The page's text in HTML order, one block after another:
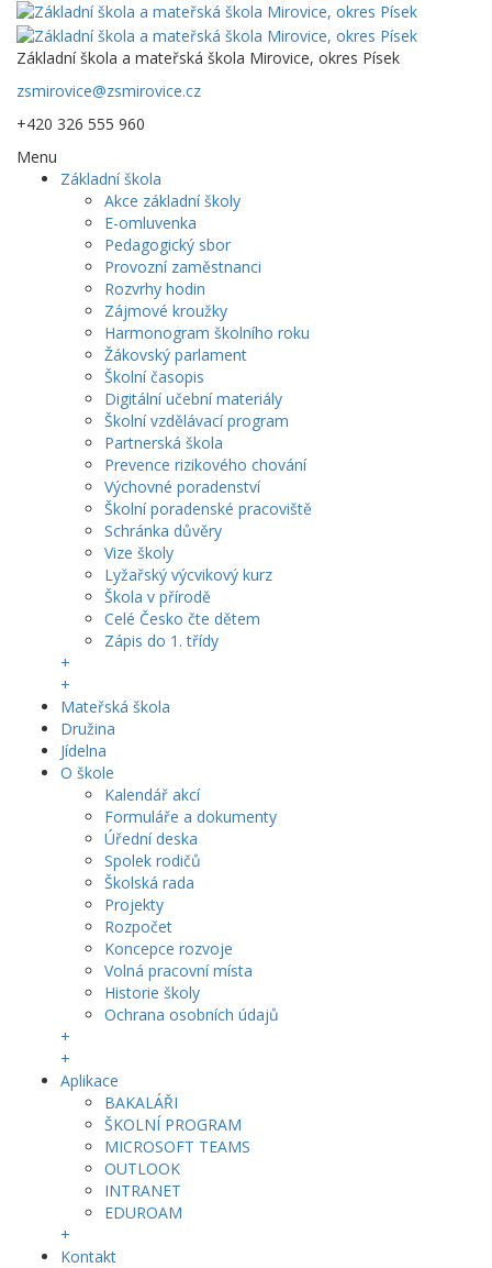
Základní škola a mateřská škola Mirovice, okres Písek
zsmirovice@zsmirovice.cz
+420 326 555 960
Menu
Základní škola
Akce základní školy
E-omluvenka
Pedagogický sbor
Provozní zaměstnanci
Rozvrhy hodin
Zájmové kroužky
Harmonogram školního roku
Žákovský parlament
Školní časopis
Digitální učební materiály
Školní vzdělávací program
Partnerská škola
Prevence rizikového chování
Výchovné poradenství
Školní poradenské pracoviště
Schránka důvěry
Vize školy
Lyžařský výcvikový kurz
Škola v přírodě
Celé Česko čte dětem
Zápis do 1. třídy
+
+
Mateřská škola
Družina
Jídelna
O škole
Kalendář akcí
Formuláře a dokumenty
Úřední deska
Spolek rodičů
Školská rada
Projekty
Rozpočet
Koncepce rozvoje
Volná pracovní místa
Historie školy
Ochrana osobních údajů
+
+
Aplikace
BAKALÁŘI
ŠKOLNÍ PROGRAM
MICROSOFT TEAMS
OUTLOOK
INTRANET
EDUROAM
+
Kontakt